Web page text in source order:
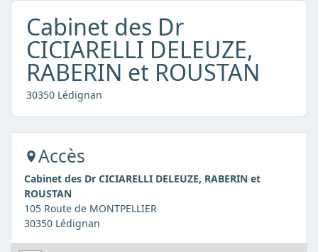
Cabinet des Dr
CICIARELLI DELEUZE,
RABERIN et ROUSTAN
30350 Lédignan
Accès
Cabinet des Dr CICIARELLI DELEUZE, RABERIN et
ROUSTAN
105 Route de MONTPELLIER
30350 Lédignan